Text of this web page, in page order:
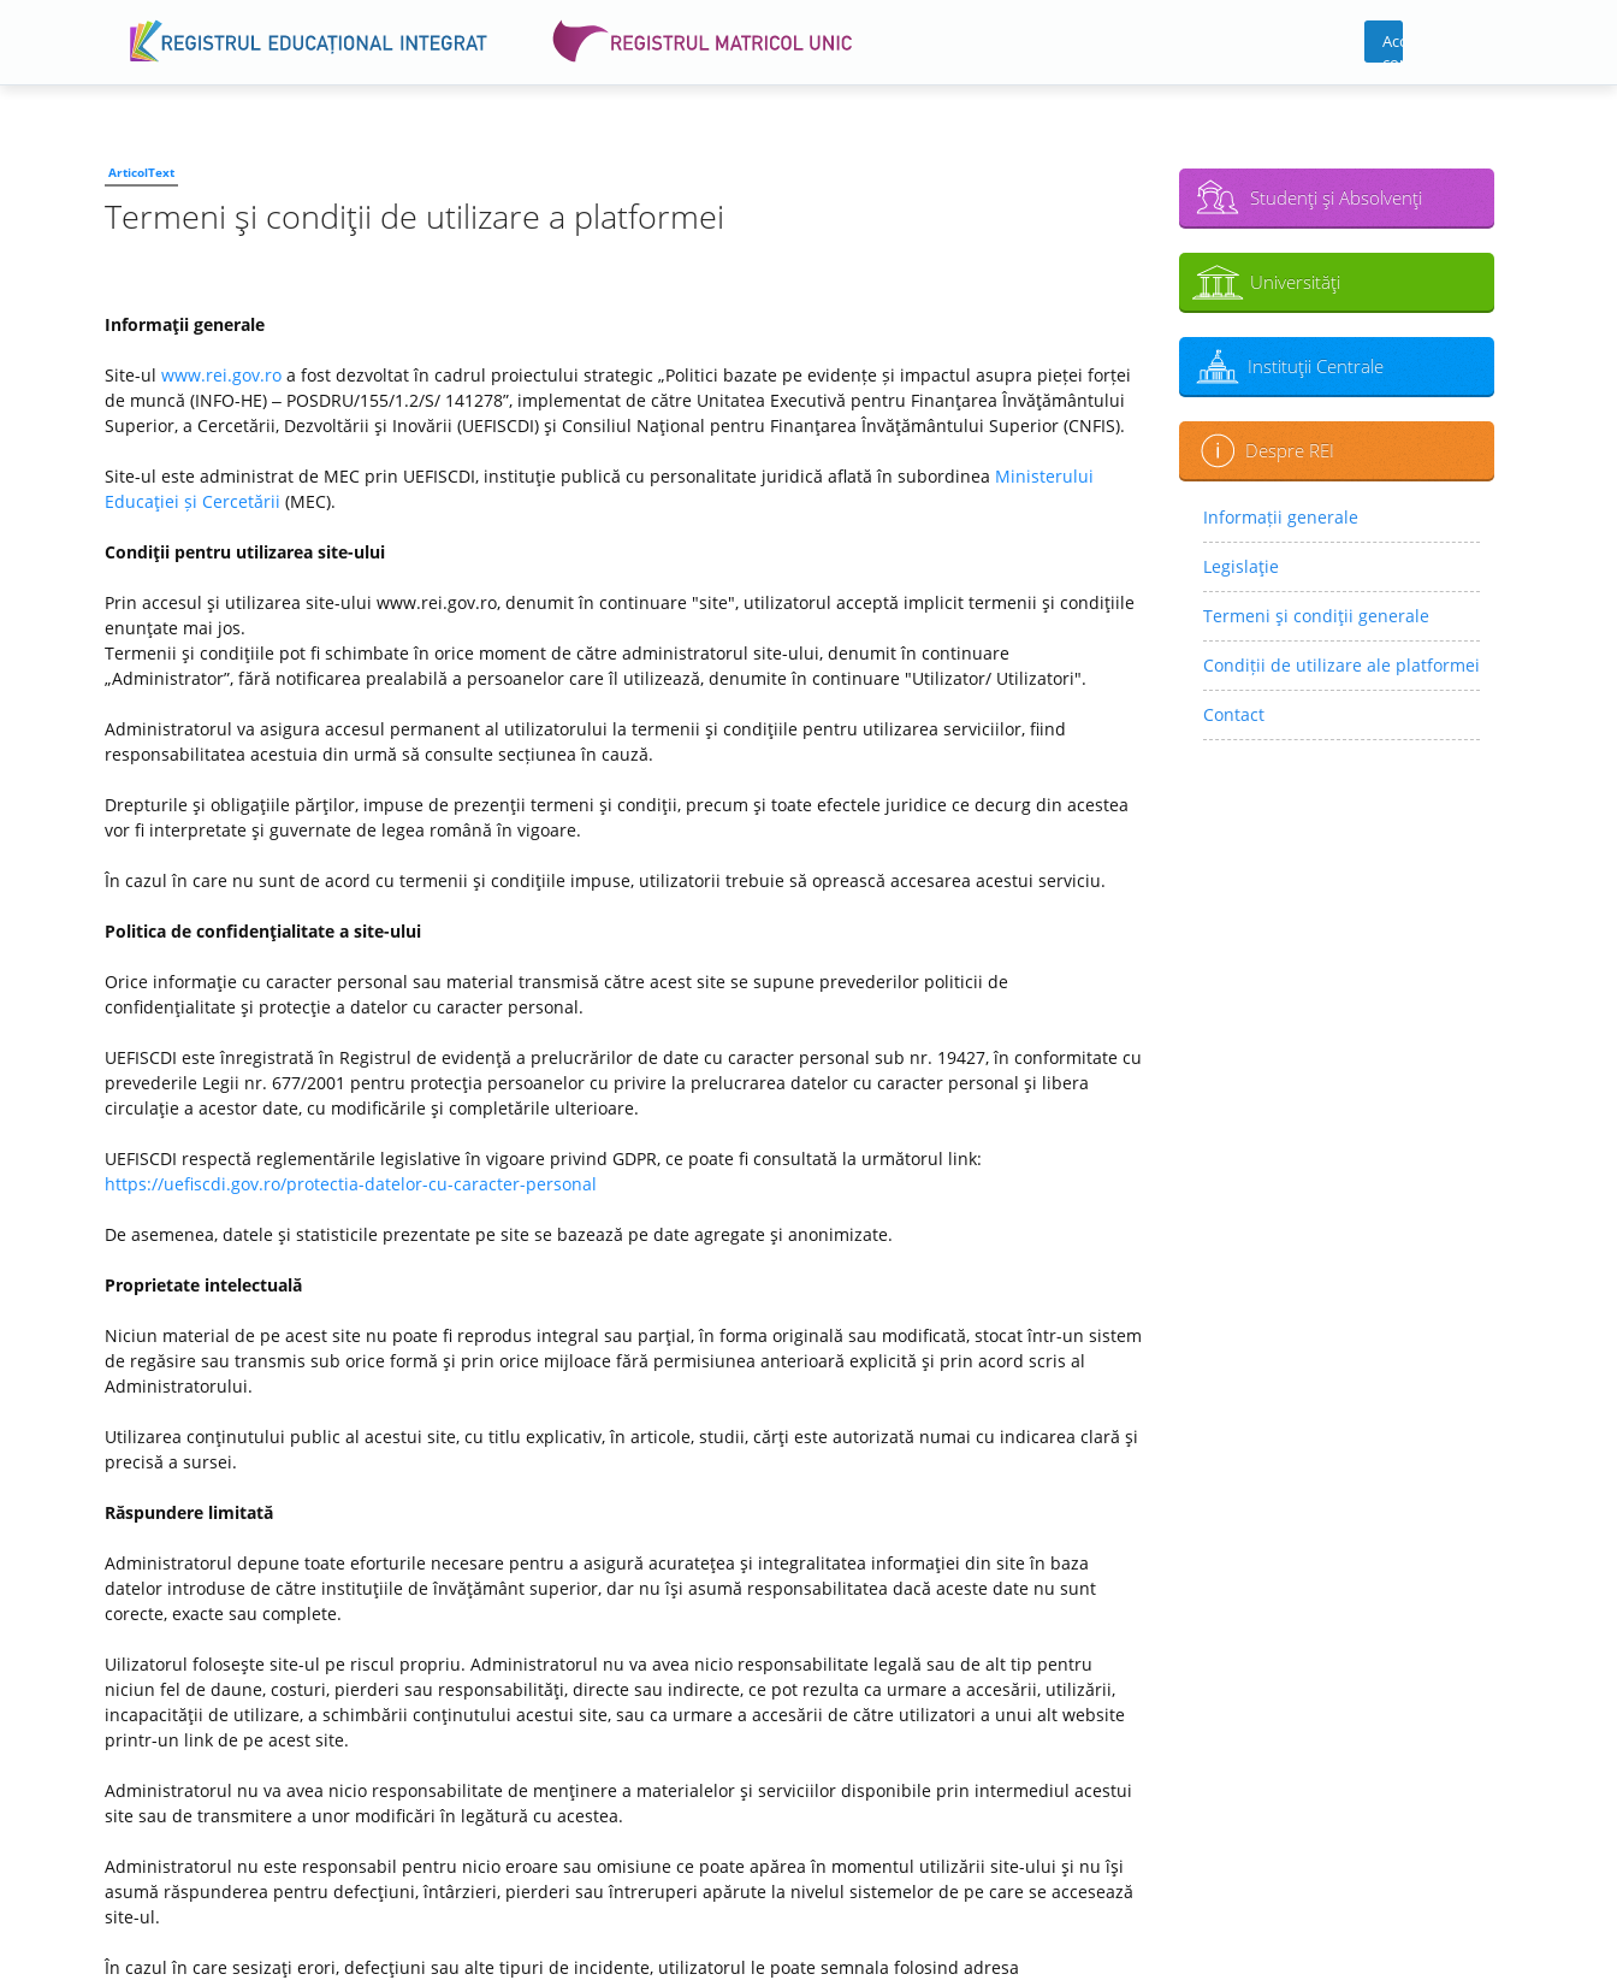
Acces
cont
ArticolText
Termeni şi condiţii de utilizare a platformei
Informaţii generale
Site-ul www.rei.gov.ro a fost dezvoltat în cadrul proiectului strategic „Politici bazate pe evidențe și impactul asupra pieței forței
de muncă (INFO-HE) ‒ POSDRU/155/1.2/S/ 141278”, implementat de către Unitatea Executivă pentru Finanţarea Învăţământului
Superior, a Cercetării, Dezvoltării şi Inovării (UEFISCDI) şi Consiliul Naţional pentru Finanţarea Învăţământului Superior (CNFIS).
Site-ul este administrat de MEC prin UEFISCDI, instituţie publică cu personalitate juridică aflată în subordinea Ministerului
Educaţiei și Cercetării (MEC).
Condiţii pentru utilizarea site-ului
Prin accesul şi utilizarea site-ului www.rei.gov.ro, denumit în continuare "site", utilizatorul acceptă implicit termenii şi condiţiile
enunţate mai jos.
Termenii şi condiţiile pot fi schimbate în orice moment de către administratorul site-ului, denumit în continuare
„Administrator”, fără notificarea prealabilă a persoanelor care îl utilizează, denumite în continuare "Utilizator/ Utilizatori".
Administratorul va asigura accesul permanent al utilizatorului la termenii şi condiţiile pentru utilizarea serviciilor, fiind
responsabilitatea acestuia din urmă să consulte secțiunea în cauză.
Drepturile şi obligaţiile părţilor, impuse de prezenţii termeni şi condiţii, precum şi toate efectele juridice ce decurg din acestea
vor fi interpretate şi guvernate de legea română în vigoare.
În cazul în care nu sunt de acord cu termenii şi condiţiile impuse, utilizatorii trebuie să oprească accesarea acestui serviciu.
Politica de confidenţialitate a site-ului
Orice informaţie cu caracter personal sau material transmisă către acest site se supune prevederilor politicii de
confidenţialitate şi protecţie a datelor cu caracter personal.
UEFISCDI este înregistrată în Registrul de evidenţă a prelucrărilor de date cu caracter personal sub nr. 19427, în conformitate cu
prevederile Legii nr. 677/2001 pentru protecţia persoanelor cu privire la prelucrarea datelor cu caracter personal şi libera
circulaţie a acestor date, cu modificările şi completările ulterioare.
UEFISCDI respectă reglementările legislative în vigoare privind GDPR, ce poate fi consultată la următorul link:
https://uefiscdi.gov.ro/protectia-datelor-cu-caracter-personal
De asemenea, datele şi statisticile prezentate pe site se bazează pe date agregate şi anonimizate.
Proprietate intelectuală
Niciun material de pe acest site nu poate fi reprodus integral sau parţial, în forma originală sau modificată, stocat într-un sistem
de regăsire sau transmis sub orice formă şi prin orice mijloace fără permisiunea anterioară explicită şi prin acord scris al
Administratorului.
Utilizarea conţinutului public al acestui site, cu titlu explicativ, în articole, studii, cărţi este autorizată numai cu indicarea clară şi
precisă a sursei.
Răspundere limitată
Administratorul depune toate eforturile necesare pentru a asigură acurateţea şi integralitatea informaţiei din site în baza
datelor introduse de către instituţiile de învăţământ superior, dar nu îşi asumă responsabilitatea dacă aceste date nu sunt
corecte, exacte sau complete.
Uilizatorul foloseşte site-ul pe riscul propriu. Administratorul nu va avea nicio responsabilitate legală sau de alt tip pentru
niciun fel de daune, costuri, pierderi sau responsabilităţi, directe sau indirecte, ce pot rezulta ca urmare a accesării, utilizării,
incapacităţii de utilizare, a schimbării conţinutului acestui site, sau ca urmare a accesării de către utilizatori a unui alt website
printr-un link de pe acest site.
Administratorul nu va avea nicio responsabilitate de menţinere a materialelor şi serviciilor disponibile prin intermediul acestui
site sau de transmitere a unor modificări în legătură cu acestea.
Administratorul nu este responsabil pentru nicio eroare sau omisiune ce poate apărea în momentul utilizării site-ului şi nu îşi
asumă răspunderea pentru defecţiuni, întârzieri, pierderi sau întreruperi apărute la nivelul sistemelor de pe care se accesează
site-ul.
În cazul în care sesizaţi erori, defecţiuni sau alte tipuri de incidente, utilizatorul le poate semnala folosind adresa
Studenţi şi Absolvenţi
Universităţi
Instituţii Centrale
Despre REI
Informații generale
Legislaţie
Termeni şi condiţii generale
Condiții de utilizare ale platformei
Contact